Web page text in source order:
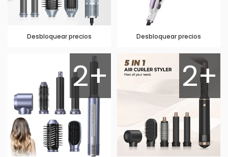
Desbloquear precios Desbloquear precios
2+ 2+